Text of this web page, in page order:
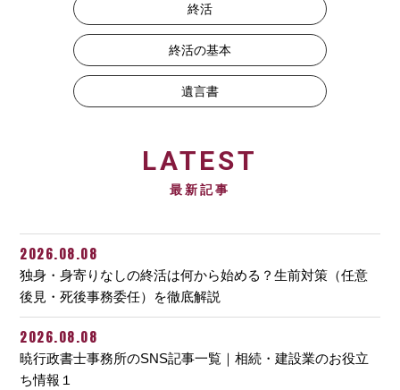
終活
終活の基本
遺言書
LATEST
最新記事
2026.08.08
独身・身寄りなしの終活は何から始める？生前対策（任意
後見・死後事務委任）を徹底解説
2026.08.08
暁行政書士事務所のSNS記事一覧｜相続・建設業のお役立
ち情報１